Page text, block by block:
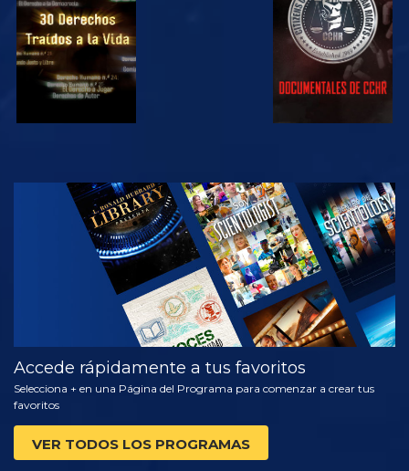
VE
EXPLORA LAS
SERIES
Accede rápidamente a tus favoritos
Selecciona + en una Página del Programa para comenzar a crear tus
favoritos
VER TODOS LOS PROGRAMAS